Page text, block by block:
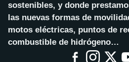
sostenibles, y donde
las nuevas formas de
motos eléctricas, puntos de
combustible de hidrógeno…